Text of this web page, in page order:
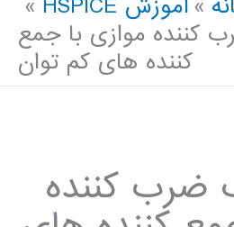
کننده موازی با جمع
کننده های کم توان
کننده